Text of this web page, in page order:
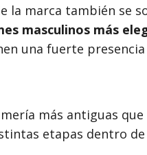
la marca también se
masculinos más
una fuerte
más antiguas
etapas dentro